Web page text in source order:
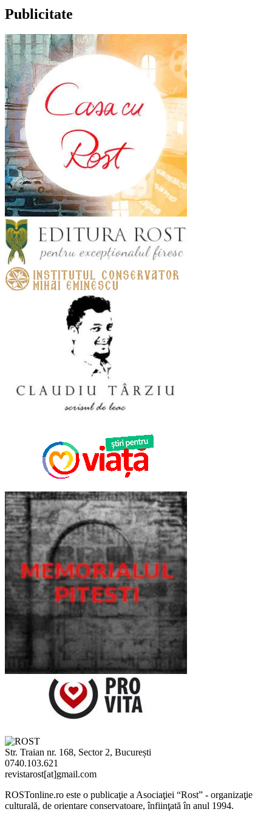
Publicitate
Str. Traian nr. 168, Sector 2, București
0740.103.621
revistarost[at]gmail.com
ROSTonline.ro este o publicaţie a Asociaţiei “Rost” - organizaţie
culturală, de orientare conservatoare, înfiinţată în anul 1994.